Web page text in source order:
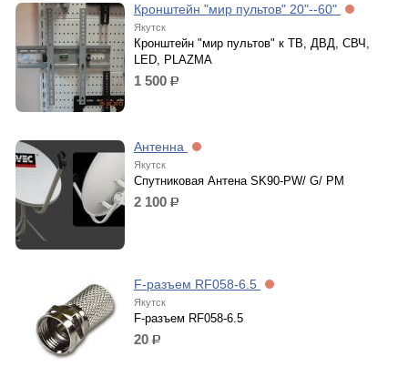
Кронштейн "мир пультов" 20"--60"
Якутск
Кронштейн "мир пультов" к ТВ, ДВД, СВЧ,
LED, PLAZMA
1 500 р.
Антенна
Якутск
Спутниковая Антена SK90-PW/ G/ PM
2 100 р.
F-разъем RF058-6.5
Якутск
F-разъем RF058-6.5
20 р.